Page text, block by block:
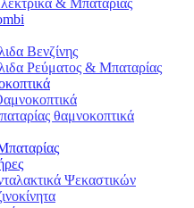
& Μπαταρίας
Βενζίνης
Ρεύματος & Μπαταρίας
θαμνοκοπτικά
Ψεκαστικών